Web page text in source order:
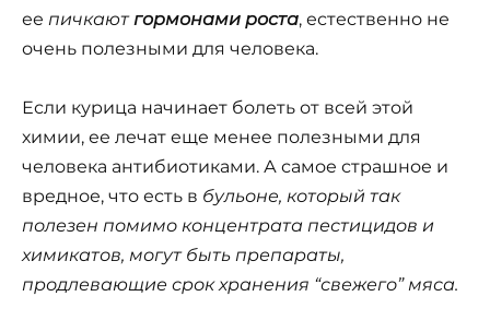
ее пичкаютгормонами роста, естественно не
очень полезными для человека.
Если курица начинает болеть от всей этой
химии, ее лечат еще менее полезными для
человека антибиотиками. А самое страшное и
вредное, что есть в бульоне, который так
полезен помимо концентрата пестицидов и
химикатов, могут быть препараты,
продлевающие срок хранения “свежего” мяса.